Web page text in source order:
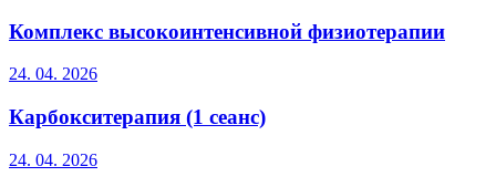
Комплекс высокоинтенсивной физиотерапии
24. 04. 2026
Карбокситерапия (1 сеанс)
24. 04. 2026